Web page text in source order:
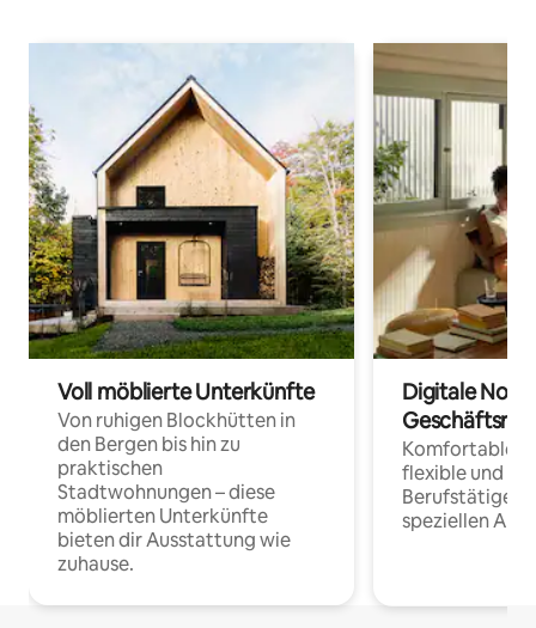
Voll möblierte Unterkünfte
Von ruhigen Blockhütten in
den Bergen bis hin zu
praktischen
Stadtwohnungen – diese
möblierten Unterkünfte
bieten dir Ausstattung wie
zuhause.
Digitale
Komfortable
flexible und
Berufstätige
speziellen